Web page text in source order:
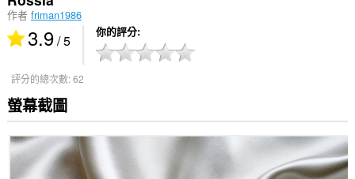
作者 friman1986
3.9/ 5 你的評分
評分的總次數:62
螢幕截圖